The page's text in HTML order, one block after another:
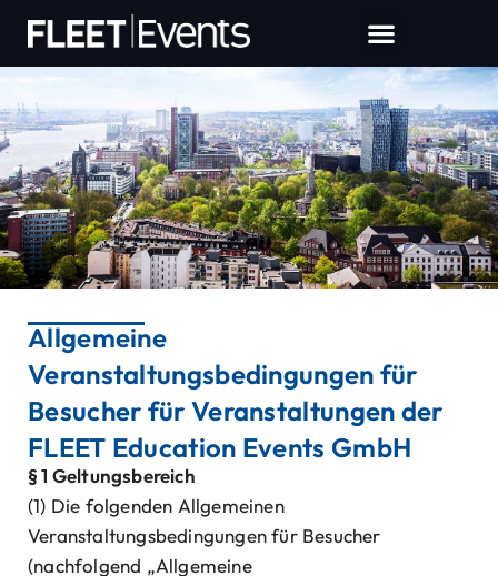
Allgemeine
Veranstaltungsbedingungen für
Besucher für Veranstaltungen der
FLEET Education Events GmbH
§ 1 Geltungsbereich
(1) Die folgenden Allgemeinen
Veranstaltungsbedingungen für Besucher
(nachfolgend „Allgemeine